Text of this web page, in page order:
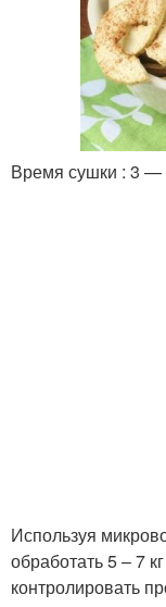
Время сушки : 3 —
Используя
обработать 5 – 7
контролировать